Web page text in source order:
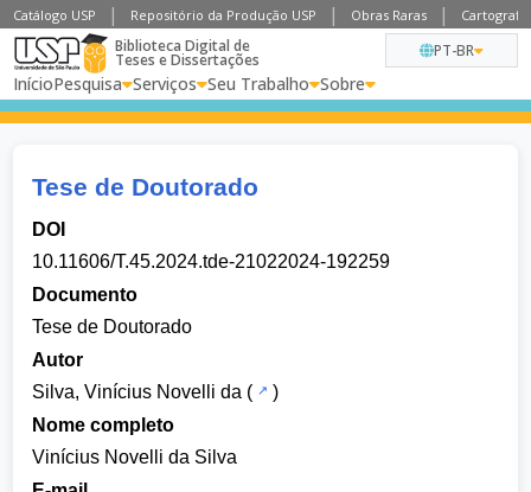
Catálogo USP Repositório da Produção USP Obras Raras
Biblioteca Digital de
Teses e Dissertações
InícioPesquisa Serviços Seu Trabalho Sobre
PT-BR
Tese de Doutorado
DOI
10.11606/T.45.2024.tde-21022024-192259
Documento
Tese de Doutorado
Autor
Silva, Vinícius Novelli da (
)
Nome completo
Vinícius Novelli da Silva